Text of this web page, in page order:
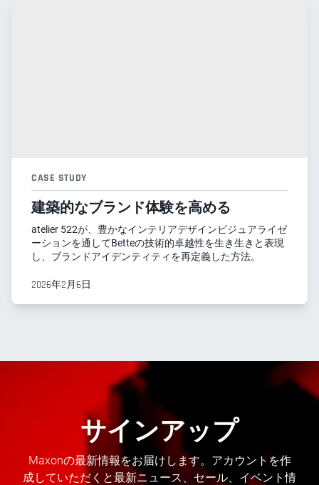
CASE STUDY
建築的なブランド体験を高める
atelier 522が、豊かなインテリアデザインビジュアライゼ
ーションを通してBetteの技術的卓越性を生き生きと表現
し、ブランドアイデンティティを再定義した方法。
2026年2月6日
サインアップ
Maxonの最新情報をお届けします。アカウントを作
成していただくと最新ニュース、セール、イベント情